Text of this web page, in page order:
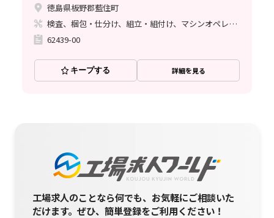
徳島県板野郡藍住町
検査、梱包・仕分け、組立・組付け、マシンオペレーター、玉掛け・クレーン
62439-00
キープする 詳細を見る
工場求人のことなら何でも、お気軽にご相談いた
だけます。ぜひ、簡単登録をご利用ください！